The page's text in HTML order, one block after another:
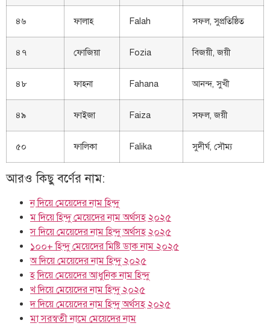
৪৬ ফালাহ Falah সফল, সুপ্রতিষ্ঠিত
৪৭ ফোজিয়া Fozia বিজয়ী, জয়ী
৪৮ ফাহনা Fahana আনন্দ, সুখী
৪৯ ফাইজা Faiza সফল, জয়ী
৫০ ফালিকা Falika সুদীর্ঘ, সৌম্য
আরও কিছু বর্ণের নাম:
ন দিয়ে মেয়েদের নাম হিন্দু
ম দিয়ে হিন্দু মেয়েদের নাম অর্থসহ ২০২৫
স দিয়ে মেয়েদের নাম হিন্দু অর্থসহ ২০২৫
১০০+ হিন্দু মেয়েদের মিষ্টি ডাক নাম ২০২৫
অ দিয়ে মেয়েদের নাম হিন্দু ২০২৫
হ দিয়ে মেয়েদের আধুনিক নাম হিন্দু
খ দিয়ে মেয়েদের নাম হিন্দু ২০২৫
দ দিয়ে মেয়েদের নাম হিন্দু অর্থসহ ২০২৫
মা সরস্বতী নামে মেয়েদের নাম